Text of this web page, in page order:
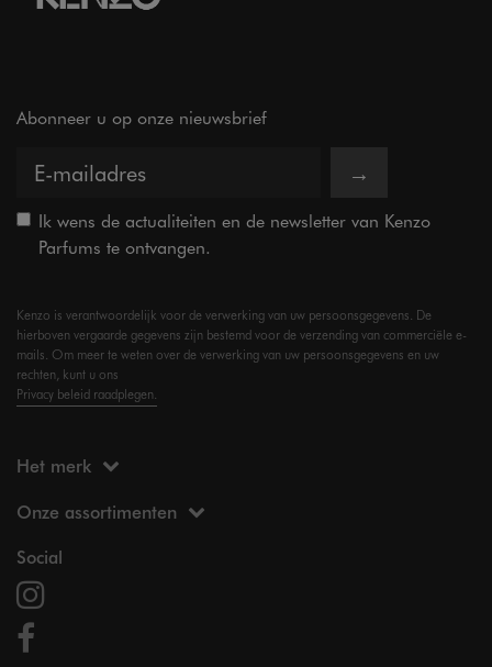
Abonneer u op onze nieuwsbrief
→
Ik wens de actualiteiten en de newsletter van Kenzo
Parfums te ontvangen.
Kenzo is verantwoordelijk voor de verwerking van uw persoonsgegevens. De
hierboven vergaarde gegevens zijn bestemd voor de verzending van commerciële e-
mails. Om meer te weten over de verwerking van uw persoonsgegevens en uw
rechten, kunt u ons
Privacy beleid raadplegen.
Het merk
Onze assortimenten
Social